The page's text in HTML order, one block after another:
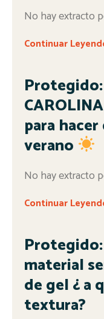
No hay extracto
Continuar
para
verano
No hay extracto
Continuar
Protegido:
material
de gel ¿ a
textura?